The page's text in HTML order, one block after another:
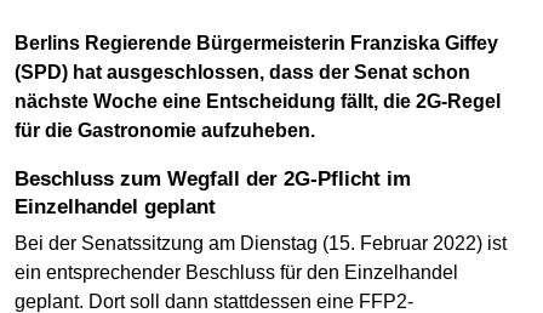
Berlins Regierende Bürgermeisterin Franziska Giffey
(SPD) hat ausgeschlossen, dass der Senat schon
nächste Woche eine Entscheidung fällt, die 2G-Regel
für die Gastronomie aufzuheben.
Beschluss zum Wegfall der 2G-Pflicht im
Einzelhandel geplant
Bei der Senatssitzung am Dienstag (15. Februar 2022) ist
ein entsprechender Beschluss für den Einzelhandel
geplant. Dort soll dann stattdessen eine FFP2-